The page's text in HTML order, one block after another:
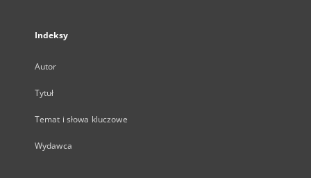
Indeksy
Autor
Tytuł
Temat i słowa kluczowe
Wydawca